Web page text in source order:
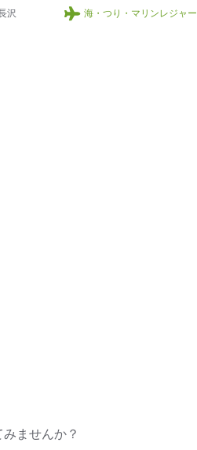
沢 海・つり・マリンレジャー
ませんか？